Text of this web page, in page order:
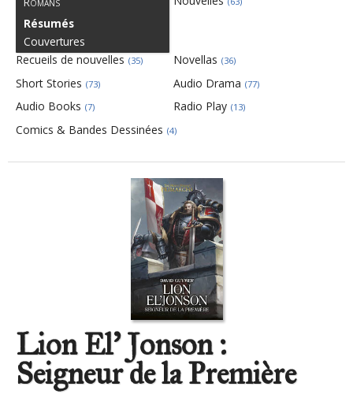
Résumés
Couvertures
Recueils de nouvelles (35) Novellas (36)
Short Stories (73) Audio Drama (77)
Audio Books (7) Radio Play (13)
Comics & Bandes Dessinées (4)
Lion El' Jonson :
Seigneur de la Première